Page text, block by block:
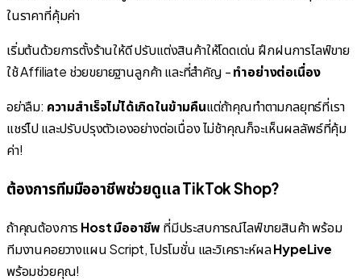
ในราคาที่คุ้มค่า
เริ่มต้นด้วยการตั้งร้านให้ดี ปรับแต่งสินค้าให้โดดเด่น ฝึกฝนการไลฟ์ขาย
ใช้ Affiliate ช่วยขยายฐานลูกค้า และที่สำคัญ -ทำอย่างต่อเนื่อง
อย่าลืม: ความสำเร็จไม่ได้เกิดในข้ามคืนแต่ถ้าคุณทำตามกลยุทธ์ที่เรา
แชร์ไป และปรับปรุงตัวเองอย่างต่อเนื่อง ไม่ช้าคุณก็จะเห็นผลลัพธ์ที่คุ้ม
ค่า!
ต้องการทีมมืออาชีพช่วยดูแล TikTok Shop?
ถ้าคุณต้องการ Host มืออาชีพ ที่มีประสบการณ์ไลฟ์ขายสินค้า พร้อม
ทีมงานคอยวางแผน Script, โปรโมชั่น และวิเคราะห์ผลHypeLive
พร้อมช่วยคุณ!